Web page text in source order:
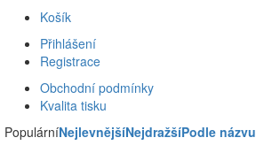
Košík
Přihlášení
Registrace
Obchodní podmínky
Kvalita tisku
PopulárníNejlevnějšíNejdražšíPodle názvu